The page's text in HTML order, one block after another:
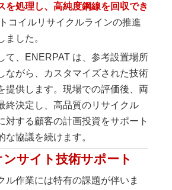
を処理し、高純度鋼線を回収でき
コイルリサイクルラインの推進
ました。
て、ENERPAT は、参考設置場所
ながら、カスタマイズされた技術
提供します。現場での評価後、両
終決定し、高品質のリサイクル
対する顧客の計画投資をサポート
な協議を続けます。
ンサイト技術サポート
ル作業には特有の課題が伴いま